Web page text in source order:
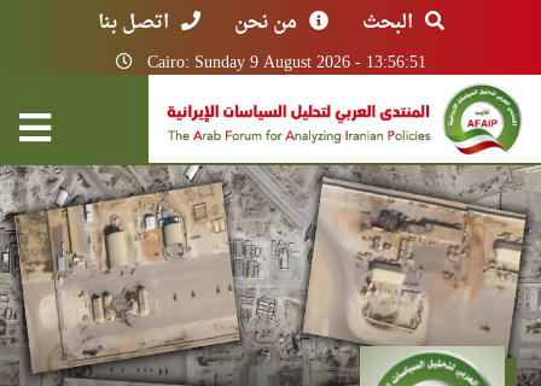
البحث من نحن اتصل بنا
Cairo: Sunday 9 August 2026 - 13:56:51